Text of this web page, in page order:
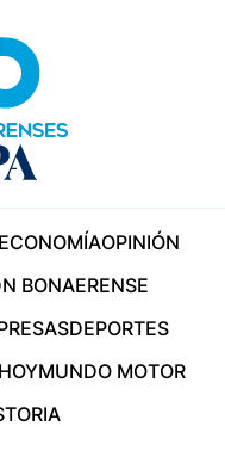
ECONOMÍAOPINIÓN
BONAERENSE
DEPORTES
MUNDO MOTOR